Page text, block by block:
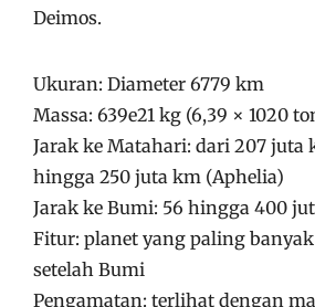
Deimos.
Ukuran: Diameter 6779 km
Massa: 639e21 kg (6,39 × 1020
Jarak ke Matahari: dari 207 juta
hingga 250 juta km (Aphelia)
Jarak ke Bumi: 56 hingga 400
Fitur: planet yang paling
setelah Bumi
Pengamatan: terlihat dengan